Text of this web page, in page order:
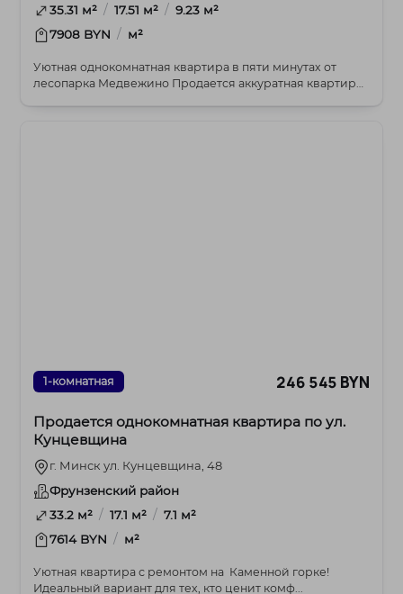
35.31 м² / 17.51 м² / 9.23 м²
7908 BYN / м²
Уютная однокомнатная квартира в пяти минутах от
лесопарка Медвежино Продается аккуратная квартира
1-комнатная 246 545 BYN
Продается однокомнатная квартира по ул.
Кунцевщина
г. Минск ул. Кунцевщина, 48
Фрунзенский район
33.2 м² / 17.1 м² / 7.1 м²
7614 BYN / м²
Уютная квартира с ремонтом на Каменной горке!
Идеальный вариант для тех, кто ценит комф...